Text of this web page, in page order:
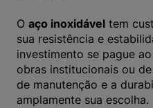
O aço inoxidável tem
sua resistência e
investimento se pague
obras institucionais ou
de manutenção e a
amplamente sua escolha.